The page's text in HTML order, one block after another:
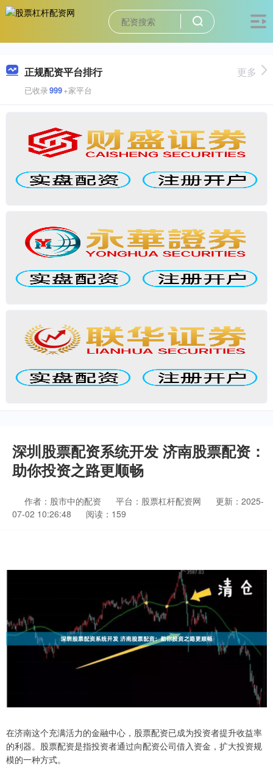
正规配资平台排行
已收录999+家平台
更多
深圳股票配资系统开发 济南股票配资：
助你投资之路更顺畅
作者：股市中的配资 平台：股票杠杆配资网
更新：2025-
07-02 10:26:48
阅读：159
在济南这个充满活力的金融中心，股票配资已成为投资者提升收益率
的利器。股票配资是指投资者通过向配资公司借入资金，扩大投资规
模的一种方式。